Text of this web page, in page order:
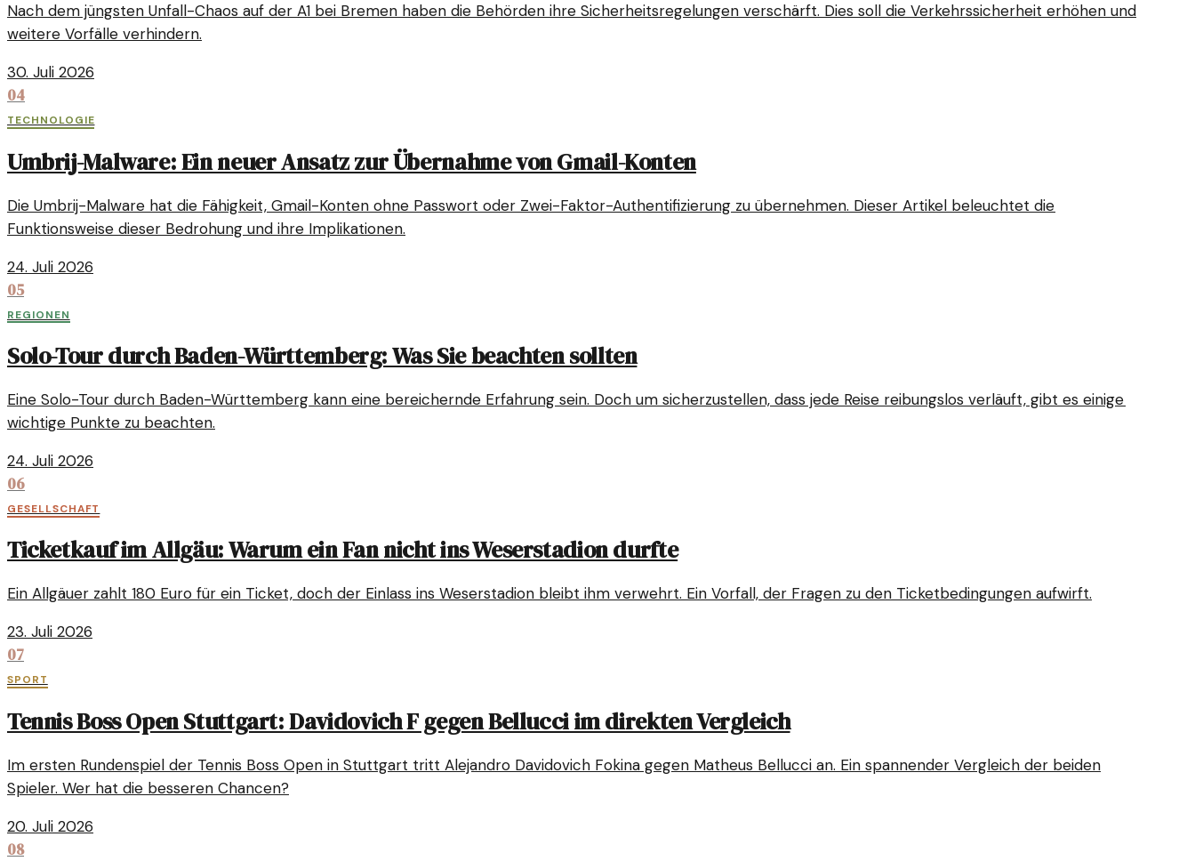
Nach dem jüngsten Unfall-Chaos auf der A1 bei Bremen haben die Behörden ihre Sicherheitsregelungen verschärft. Dies soll die Verkehrssicherheit erhöhen und
weitere Vorfälle verhindern.
30. Juli 2026
04
TECHNOLOGIE
Umbrij-Malware: Ein neuer Ansatz zur Übernahme von Gmail-Konten
Die Umbrij-Malware hat die Fähigkeit, Gmail-Konten ohne Passwort oder Zwei-Faktor-Authentifizierung zu übernehmen. Dieser Artikel beleuchtet die
Funktionsweise dieser Bedrohung und ihre Implikationen.
24. Juli 2026
05
REGIONEN
Solo-Tour durch Baden-Württemberg: Was Sie beachten sollten
Eine Solo-Tour durch Baden-Württemberg kann eine bereichernde Erfahrung sein. Doch um sicherzustellen, dass jede Reise reibungslos verläuft, gibt es einige
wichtige Punkte zu beachten.
24. Juli 2026
06
GESELLSCHAFT
Ticketkauf im Allgäu: Warum ein Fan nicht ins Weserstadion durfte
Ein Allgäuer zahlt 180 Euro für ein Ticket, doch der Einlass ins Weserstadion bleibt ihm verwehrt. Ein Vorfall, der Fragen zu den Ticketbedingungen aufwirft.
23. Juli 2026
07
SPORT
Tennis Boss Open Stuttgart: Davidovich F gegen Bellucci im direkten Vergleich
Im ersten Rundenspiel der Tennis Boss Open in Stuttgart tritt Alejandro Davidovich Fokina gegen Matheus Bellucci an. Ein spannender Vergleich der beiden
Spieler. Wer hat die besseren Chancen?
20. Juli 2026
08